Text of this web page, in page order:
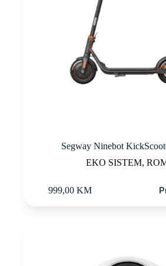
Segway Ninebot
EKO SISTEM,
999,00 KM